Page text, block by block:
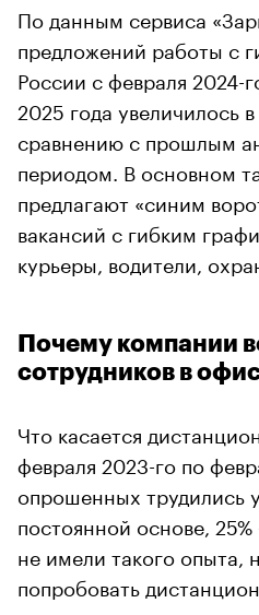
По данным сервиса
предложений работы с
России с февраля 2024-
2025 года увеличилось
сравнению с прошлым
периодом. В основном
предлагают «синим
вакансий с гибким
курьеры, водители,
Почему компании
сотрудников в
Что касается
февраля 2023-го по
опрошенных трудились
постоянной основе,
не имели такого опыта,
попробовать